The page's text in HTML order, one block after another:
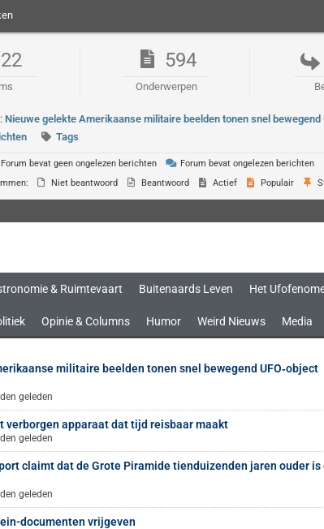
22 594
Onderwerpen
Nieuwe gelekte Amerikaanse militaire beelden tonen snel bewegend
Tags
Forum bevat geen ongelezen berichten
Forum bevat ongelezen berichten
Niet beantwoord Beantwoord Actief Populair
& Ruimtevaart Buitenaards Leven Het
Opinie & Columns Humor Weird Nieuws Media
militaire beelden tonen snel bewegend UFO‑object
geleden
verborgen apparaat dat tijd reisbaar maakt
geleden
claimt dat de Grote Piramide tienduizenden jaren ouder is
geleden
documenten vrijgeven